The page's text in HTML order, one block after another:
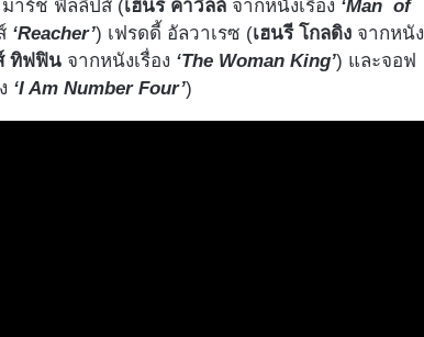
าร์ช ฟิลลิปส์ (เฮนรี คาวิลล์ จากหนังเรื่อง ‘Man of
‘Reacher’) เฟรดดี้ อัลวาเรซ (เฮนรี โกลดิง จากหนัง
ทิฟฟิน จากหนังเรื่อง ‘The Woman King’) และจอฟ
‘I Am Number Four’)